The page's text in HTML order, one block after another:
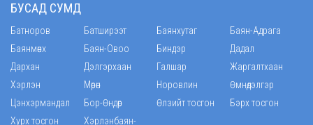
БУСАД СУМД
Батноров Батширээт Баянхутаг
Баян-Адрага
Баянмөнх
Баян-Овоо Биндэр
Дадал
Дархан
Дэлгэрхаан Галшар
Жаргалтхаан
Хэрлэн
Мөрөн Норовлин
Өмнөдэлгэр
Цэнхэрмандал
Бор-Өндөр Өлзийт тосгон
Бэрх тосгон
Хурх тосгон
Хэрлэнбаян-